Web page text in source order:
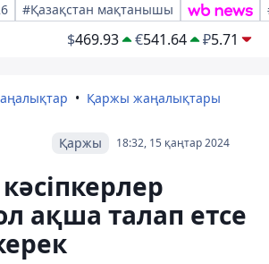
#Қазақстан мақтанышы
$469.93 €541.64 ₽5.71
Қаржы жаңалықтары
18:32, 15 қаңтар 2024
Қаржы
ақша талап етсе